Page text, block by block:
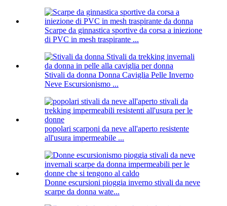
Scarpe da ginnastica sportive da corsa a iniezione
di PVC in mesh traspirante ...
Stivali da donna Donna Caviglia Pelle Inverno
Neve Escursionismo ...
popolari scarponi da neve all'aperto resistente
all'usura impermeabile ...
Donne escursioni pioggia inverno stivali da neve
scarpe da donna wate...